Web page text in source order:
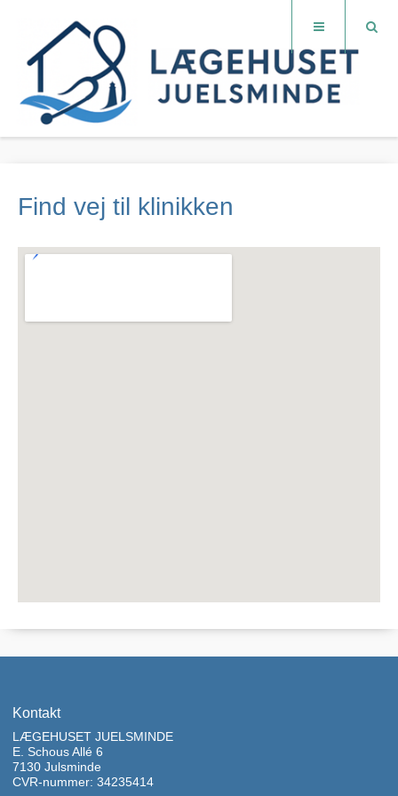
Find vej til klinikken
Kontakt
LÆGEHUSET JUELSMINDE
E. Schous Allé 6
7130 Julsminde
CVR-nummer: 34235414